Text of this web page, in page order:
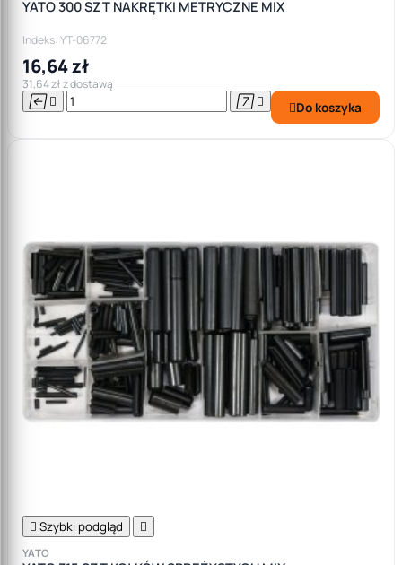
YATO 300 SZT NAKRĘTKI METRYCZNE MIX
Indeks: YT-06772
16,64 zł
31,64 zł z dostawą
    Do koszyka
 Szybki podgląd 
YATO